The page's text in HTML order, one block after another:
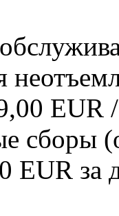
сборы
за